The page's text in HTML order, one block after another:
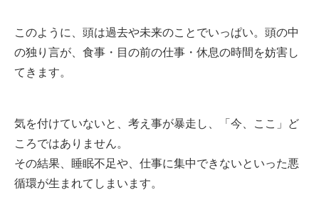
このように、頭は過去や未来のことでいっぱい。頭の中
の独り言が、食事・目の前の仕事・休息の時間を妨害し
てきます。
気を付けていないと、考え事が暴走し、「今、ここ」ど
ころではありません。
その結果、睡眠不足や、仕事に集中できないといった悪
循環が生まれてしまいます。